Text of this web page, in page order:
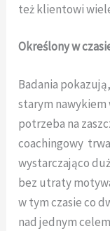
też klientowi
Określony w
Badania
starym nawykiem
potrzeba na
coachingowy
wystarczająco
bez utraty
w tym czasie co
nad jednym